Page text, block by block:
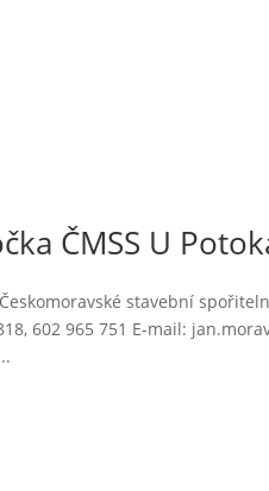
ČMSS U
stavební
602 965 751 E-mail: